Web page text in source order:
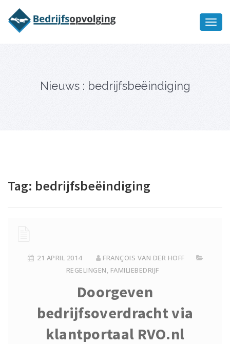
Nieuws : bedrijfsbeëindiging
Tag: bedrijfsbeëindiging
21 APRIL 2014
FRANÇOIS VAN DER HOFF
REGELINGEN, FAMILIEBEDRIJF
Doorgeven
bedrijfsoverdracht via
klantportaal RVO.nl
bedrijfsopvolging voor fiscaal
juridisch advies
Ik wil meer informatie